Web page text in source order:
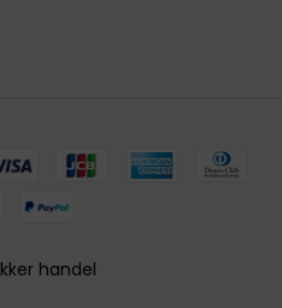
handel